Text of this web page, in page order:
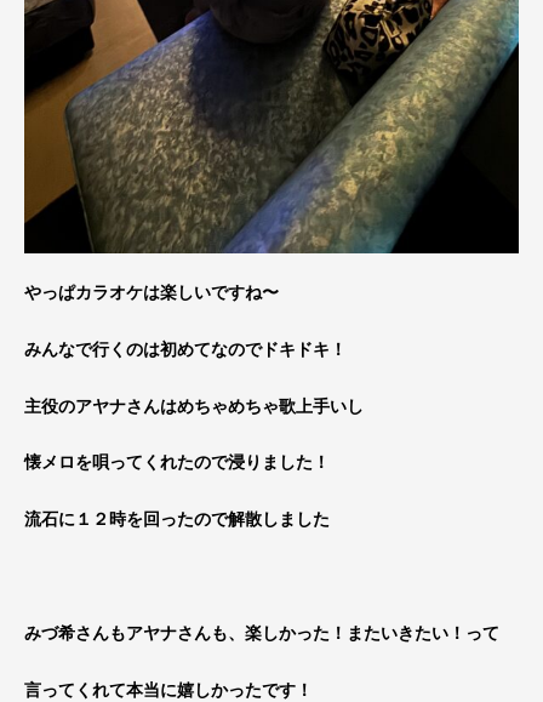
やっぱカラオケは楽しいですね〜
みんなで行くのは初めてなのでドキドキ！
主役のアヤナさんはめちゃめちゃ歌上手いし
懐メロを唄ってくれたので浸りました！
流石に１２時を回ったので解散しました
みづ希さんもアヤナさんも、楽しかった！またいきたい！って
言ってくれて本当に嬉しかったです！